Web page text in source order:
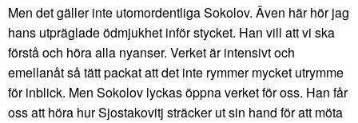
Men det gäller inte utomordentliga Sokolov. Även här hör jag
hans utpräglade ödmjukhet inför stycket. Han vill att vi ska
förstå och höra alla nyanser. Verket är intensivt och
emellanåt så tätt packat att det inte rymmer mycket utrymme
för inblick. Men Sokolov lyckas öppna verket för oss. Han får
oss att höra hur Sjostakovitj sträcker ut sin hand för att möta